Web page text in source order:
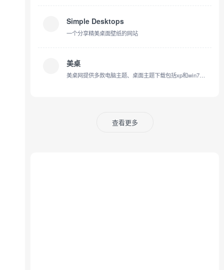
Simple Desktops
一个分享精美桌面壁纸的网站
美桌
美桌网提供多款电脑主题、桌面主题下载包括xp和win7电脑主题，还有电脑桌面壁纸都是高清桌面壁纸，是美化您的电脑下载电脑桌面主题和电脑桌面壁纸的最佳网站
查看更多